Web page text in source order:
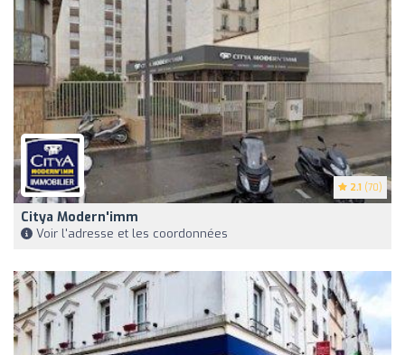
2.1 (70)
Citya Modern'imm
Voir l'adresse et les coordonnées